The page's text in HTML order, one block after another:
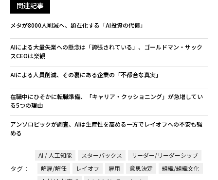
関連記事
メタが8000人削減へ、顕在化する「AI投資の代償」
AIによる大量失業への懸念は「誇張されている」、ゴールドマン・サック
スCEOは楽観
AIによる人員削減、その裏にある企業の「不都合な真実」
在職中にひそかに転職準備、「キャリア・クッショニング」が急増してい
る5つの理由
アンソロピックが調査、AIは生産性を高める一方でレイオフへの不安も強
める
タグ：
AI / 人工知能 スターバックス
リーダー/リーダーシップ
解雇/解任
レイオフ 雇用 意思決定
組織/組織文化